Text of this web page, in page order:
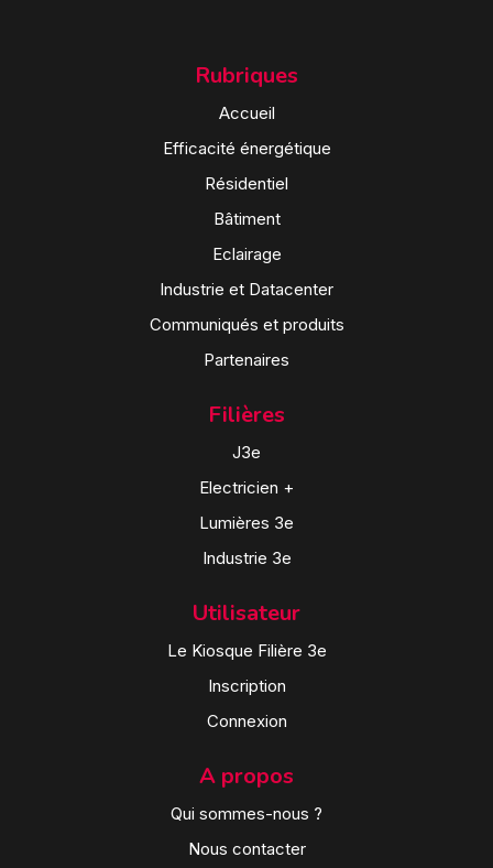
Rubriques
Accueil
Efficacité énergétique
Résidentiel
Bâtiment
Eclairage
Industrie et Datacenter
Communiqués et produits
Partenaires
Filières
J3e
Electricien +
Lumières 3e
Industrie 3e
Utilisateur
Le Kiosque Filière 3e
Inscription
Connexion
A propos
Qui sommes-nous ?
Nous contacter